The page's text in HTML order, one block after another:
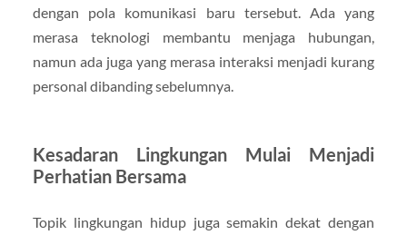
dengan pola komunikasi baru tersebut. Ada yang
merasa teknologi membantu menjaga hubungan,
namun ada juga yang merasa interaksi menjadi kurang
personal dibanding sebelumnya.
Kesadaran Lingkungan Mulai Menjadi
Perhatian Bersama
Topik lingkungan hidup juga semakin dekat dengan